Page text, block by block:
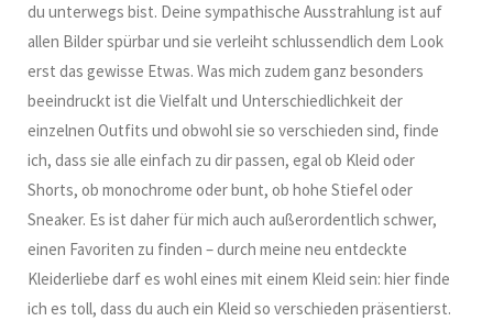
du unterwegs bist. Deine sympathische Ausstrahlung ist auf
allen Bilder spürbar und sie verleiht schlussendlich dem Look
erst das gewisse Etwas. Was mich zudem ganz besonders
beeindruckt ist die Vielfalt und Unterschiedlichkeit der
einzelnen Outfits und obwohl sie so verschieden sind, finde
ich, dass sie alle einfach zu dir passen, egal ob Kleid oder
Shorts, ob monochrome oder bunt, ob hohe Stiefel oder
Sneaker. Es ist daher für mich auch außerordentlich schwer,
einen Favoriten zu finden – durch meine neu entdeckte
Kleiderliebe darf es wohl eines mit einem Kleid sein: hier finde
ich es toll, dass du auch ein Kleid so verschieden präsentierst.